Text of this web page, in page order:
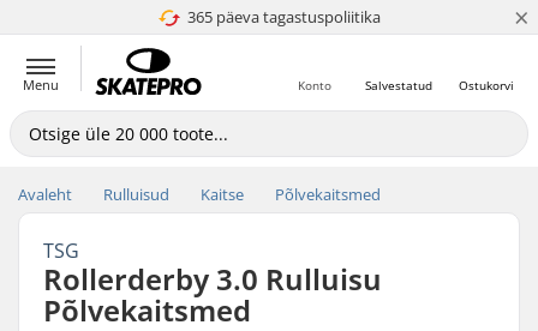
365 päeva tagastuspoliitika
4.8 paljaks 5 ×
Menu Ostukorvi
Salvestatud
Konto
Avaleht Rulluisud Kaitse Põlvekaitsmed
TSG
Rollerderby 3.0 Rulluisu
Põlvekaitsmed